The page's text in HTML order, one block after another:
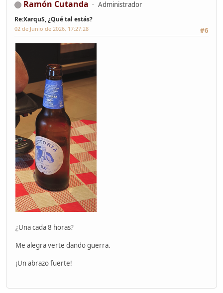
Ramón Cutanda Administrador
Re:XarquS, ¿Qué tal estás?
#6
02 de Junio de 2026, 17:27:28
¿Una cada 8 horas?
Me alegra verte dando guerra.
¡Un abrazo fuerte!